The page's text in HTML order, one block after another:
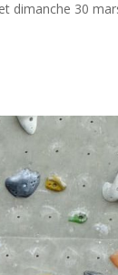
dimanche 30